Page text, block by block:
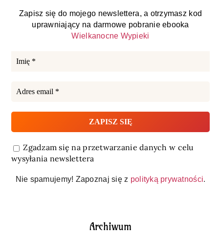
Zapisz się do mojego newslettera, a otrzymasz kod
uprawniający na darmowe pobranie ebooka
Wielkanocne Wypieki
Zgadzam się na przetwarzanie danych w celu
wysyłania newslettera
Nie spamujemy! Zapoznaj się z polityką prywatności.
Archiwum